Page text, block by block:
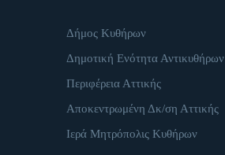
Δήμος Κυθήρων
Δημοτική Ενότητα Αντικυθήρων
Περιφέρεια Αττικής
Αποκεντρωμένη Δκ/ση Αττικής
Ιερά Μητρόπολις Κυθήρων